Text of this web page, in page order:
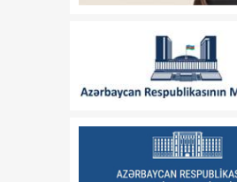
Təhsil və Elm Nazirliyi
arasında illik təhsil
kvotalarının qarşılıqlı
ayrılması haqqında
BİLDİRİŞ